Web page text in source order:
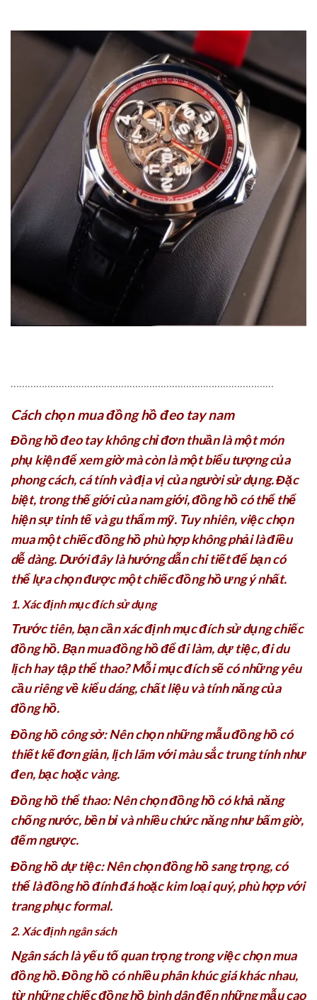
Cách chọn mua đồng hồ đeo tay nam
Đồng hồ đeo tay không chỉ đơn thuần là một món
phụ kiện để xem giờ mà còn là một biểu tượng của
phong cách, cá tính và địa vị của người sử dụng. Đặc
biệt, trong thế giới của nam giới, đồng hồ có thể thể
hiện sự tinh tế và gu thẩm mỹ. Tuy nhiên, việc chọn
mua một chiếc đồng hồ phù hợp không phải là điều
dễ dàng. Dưới đây là hướng dẫn chi tiết để bạn có
thể lựa chọn được một chiếc đồng hồ ưng ý nhất.
1. Xác định mục đích sử dụng
Trước tiên, bạn cần xác định mục đích sử dụng chiếc
đồng hồ. Bạn mua đồng hồ để đi làm, dự tiệc, đi du
lịch hay tập thể thao? Mỗi mục đích sẽ có những yêu
cầu riêng về kiểu dáng, chất liệu và tính năng của
đồng hồ.
Đồng hồ công sở: Nên chọn những mẫu đồng hồ có
thiết kế đơn giản, lịch lãm với màu sắc trung tính như
đen, bạc hoặc vàng.
Đồng hồ thể thao: Nên chọn đồng hồ có khả năng
chống nước, bền bỉ và nhiều chức năng như bấm giờ,
đếm ngược.
Đồng hồ dự tiệc: Nên chọn đồng hồ sang trọng, có
thể là đồng hồ đính đá hoặc kim loại quý, phù hợp với
trang phục formal.
2. Xác định ngân sách
Ngân sách là yếu tố quan trọng trong việc chọn mua
đồng hồ. Đồng hồ có nhiều phân khúc giá khác nhau,
từ những chiếc đồng hồ bình dân đến những mẫu cao